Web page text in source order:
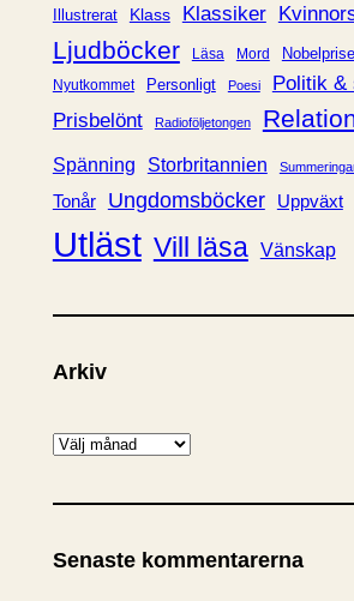
Illustrerat Klass Klassiker
Ljudböcker
Läsa Mord
Nyutkommet Personligt Poesi
Politik &
Prisbelönt
Radioföljetongen
Spänning Storbritannien
Tonår Ungdomsböcker Uppväxt
Utläst Vill läsa Vänskap
Arkiv
A
k
v
Senaste kommentarerna